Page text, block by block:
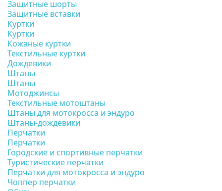
Защитные шорты
Защитные вставки
Куртки
Куртки
Кожаные куртки
Текстильные куртки
Дождевики
Штаны
Штаны
Мотоджинсы
Текстильные мотоштаны
Штаны для мотокросса и эндуро
Штаны-дождевики
Перчатки
Перчатки
Городские и спортивные перчатки
Туристические перчатки
Перчатки для мотокросса и эндуро
Чоппер перчатки